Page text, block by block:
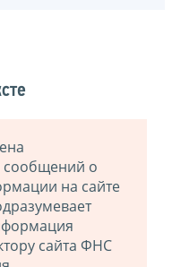
сообщений о
на сайте
сайта ФНС